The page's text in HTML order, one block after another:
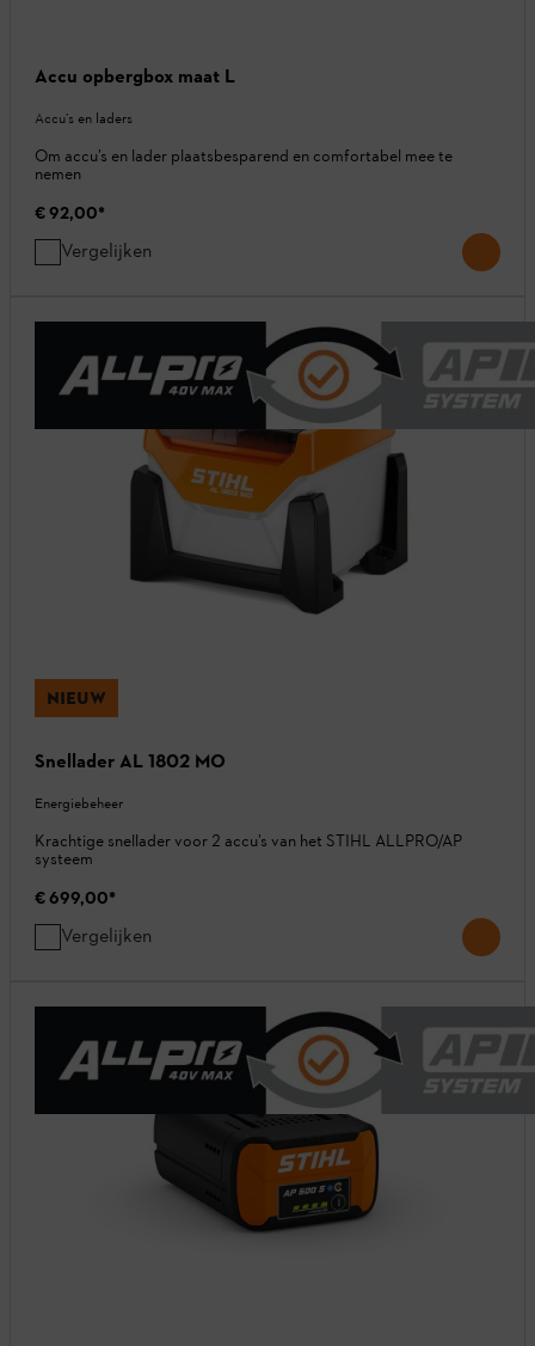
Accu opbergbox maat L
Accu’s en laders
Om accu’s en lader plaatsbesparend en comfortabel mee te
nemen
€ 92,00*
Vergelijken
NIEUW
Snellader AL 1802 MO
Energiebeheer
Krachtige snellader voor 2 accu’s van het STIHL ALLPRO/AP
systeem
€ 699,00*
Vergelijken